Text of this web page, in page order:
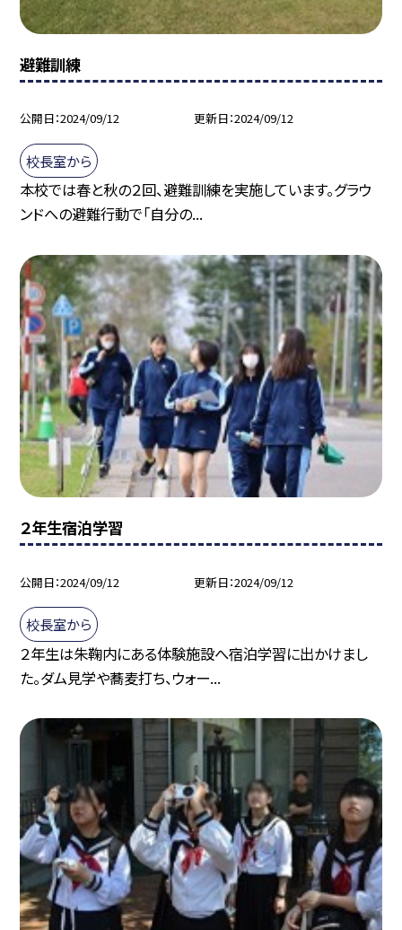
避難訓練
公開日 2024/09/12 更新日 2024/09/12
校長室から
本校では春と秋の２回、避難訓練を実施しています。グラウ
ンドへの避難行動で「自分の...
２年生宿泊学習
公開日 2024/09/12 更新日 2024/09/12
校長室から
２年生は朱鞠内にある体験施設へ宿泊学習に出かけまし
た。ダム見学や蕎麦打ち、ウォー...